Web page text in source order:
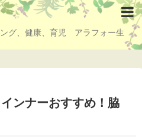
グ、健康、育児 アラフォー生
ンナーおすすめ！脇